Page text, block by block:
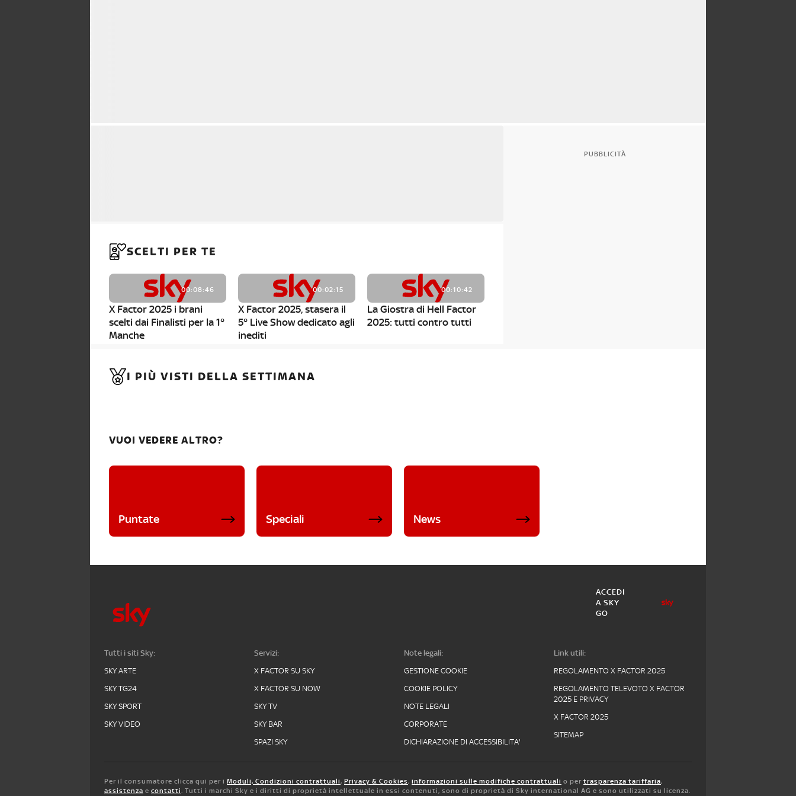
SCELTI PER TE
00:08:46
X Factor 2025 i brani
scelti dai Finalisti per la 1°
Manche
00:02:15
X Factor 2025, stasera il
5° Live Show dedicato agli
inediti
00:10:42
La Giostra di Hell Factor
2025: tutti contro tutti
PUBBLICITÀ
I PIÙ VISTI DELLA SETTIMANA
VUOI VEDERE ALTRO?
Puntate Speciali News
ACCEDI
A SKY
GO
Tutti i siti Sky:
SKY ARTE
SKY TG24
SKY SPORT
SKY VIDEO
Servizi:
X FACTOR SU SKY
X FACTOR SU NOW
SKY TV
SKY BAR
SPAZI SKY
Note legali:
GESTIONE COOKIE
COOKIE POLICY
NOTE LEGALI
CORPORATE
DICHIARAZIONE DI ACCESSIBILITA'
Link utili:
REGOLAMENTO X FACTOR 2025
REGOLAMENTO TELEVOTO X FACTOR
2025 E PRIVACY
X FACTOR 2025
SITEMAP
Per il consumatore clicca qui per i Moduli, Condizioni contrattuali, Privacy & Cookies, informazioni sulle modifiche contrattuali o per trasparenza tariffaria,
assistenza e contatti. Tutti i marchi Sky e i diritti di proprietà intellettuale in essi contenuti, sono di proprietà di Sky international AG e sono utilizzati su licenza.